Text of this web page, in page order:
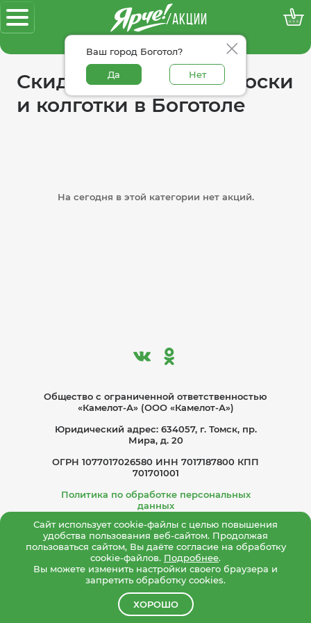
/АКЦИИ
Ваш город Боготол?
Да Нет
100% достоверные акции
Скидки в категории носки
и колготки в Боготоле
На сегодня в этой категории нет акций.
Общество с ограниче­нной ответственностью
«Камелот-А» (ООО «Камелот-А»)
Юридический адрес: 634057, г. Томск, пр.
Мира, д. 20
ОГРН 1077017026580 ИНН 7017187800 КПП
701701001
Политика по обработке персональных
данных
Согласие на обработку персональных данных
Политика конфиденциальности
Сайт использует cookie-файлы с целью повышения
удобства пользования веб-сайтом. Продолжая
пользоваться сайтом, Вы даёте согласие на обработку
cookie-файлов. Подробнее.
Вы можете изменить настройки своего браузера и
запретить обработку cookies.
ХОРОШО